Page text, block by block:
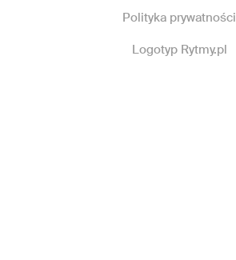
Polityka prywatności
Logotyp Rytmy.pl